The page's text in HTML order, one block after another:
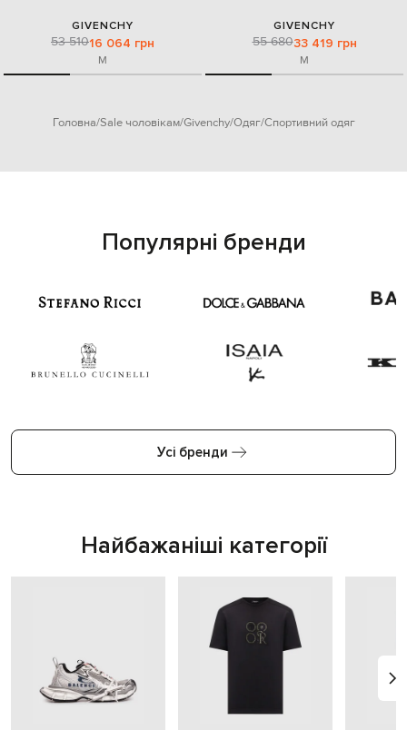
GIVENCHY
53 51016 064 грн
M
GIVENCHY
55 68033 419 грн
M
Головна Sale чоловікам Givenchy Одяг Спортивний одяг
Популярні бренди
Усі бренди
Найбажаніші категорії